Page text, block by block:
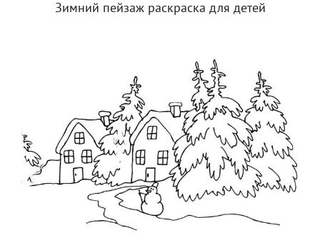
Зимний пейзаж раскраска для детей